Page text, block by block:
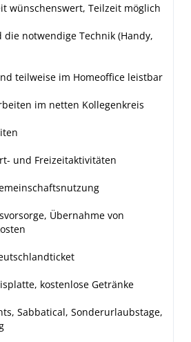
wünschenswert, Teilzeit möglich
die notwendige Technik (Handy,
teilweise im Homeoffice leistbar
im netten Kollegenkreis
und Freizeitaktivitäten
Übernahme von
kostenlose Getränke
Sabbatical, Sonderurlaubstage,